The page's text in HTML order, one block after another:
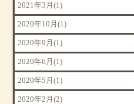
2021年3月(1)
2020年10月(1)
2020年9月(1)
2020年6月(1)
2020年5月(1)
2020年2月(2)